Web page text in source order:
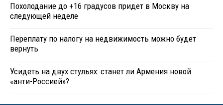
Похолодание до +16 градусов придет в Москву на
следующей неделе
Переплату по налогу на недвижимость можно будет
вернуть
Усидеть на двух стульях: станет ли Армения новой
«анти-Россией»?